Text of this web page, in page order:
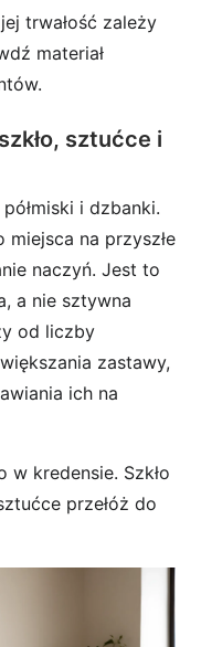
trwałość zależy
materiał
sztućce i
i dzbanki.
miejsca na przyszłe
naczyń. Jest to
a nie sztywna
od liczby
zastawy,
ich na
kredensie. Szkło
przełóż do